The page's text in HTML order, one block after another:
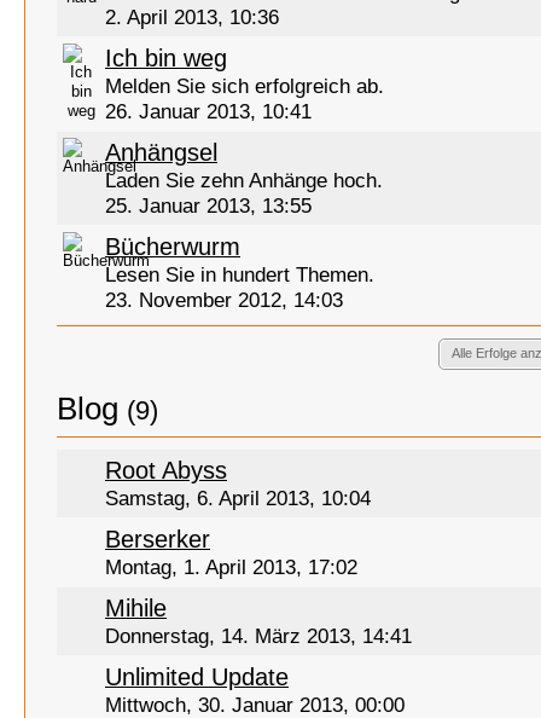
2. April 2013, 10:36
Ich bin weg
Melden Sie sich erfolgreich ab.
26. Januar 2013, 10:41
Anhängsel
Laden Sie zehn Anhänge hoch.
25. Januar 2013, 13:55
Bücherwurm
Lesen Sie in hundert Themen.
23. November 2012, 14:03
Alle Erfolge
Blog (9)
Root Abyss
Samstag, 6. April 2013, 10:04
Berserker
Montag, 1. April 2013, 17:02
Mihile
Donnerstag, 14. März 2013, 14:41
Unlimited Update
Mittwoch, 30. Januar 2013, 00:00